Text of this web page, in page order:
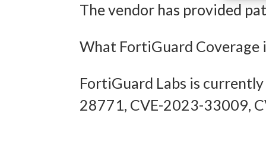
The vendor has provided
What FortiGuard Coverage
FortiGuard Labs is
28771, CVE-2023-33009,